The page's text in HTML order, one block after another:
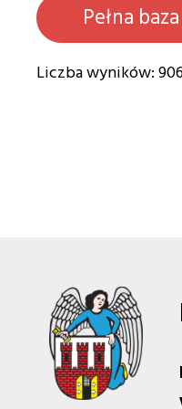
Pełna
Liczba wyników: 906